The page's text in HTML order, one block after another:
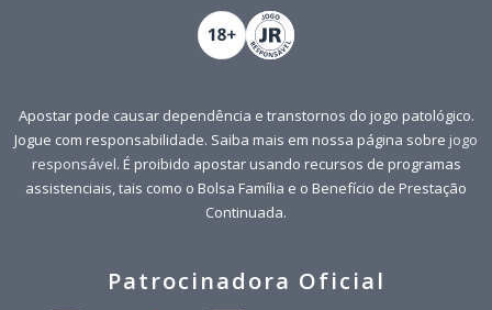
Apostar pode causar dependência e transtornos do jogo patológico.
Jogue com responsabilidade. Saiba mais em nossa página sobre jogo
responsável. É proibido apostar usando recursos de programas
assistenciais, tais como o Bolsa Família e o Benefício de Prestação
Continuada.
Patrocinadora Oficial